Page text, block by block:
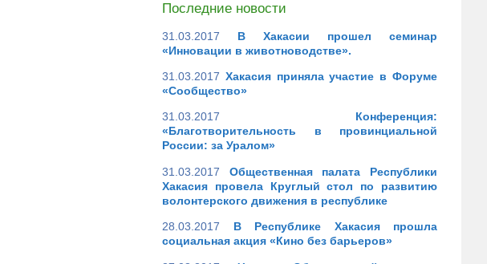
Последние новости
31.03.2017
В Хакасии прошел семинар
«Инновации в животноводстве».
31.03.2017 Хакасия приняла участие в Форуме
«Сообщество»
31.03.2017
Конференция:
«Благотворительность в провинциальной
России: за Уралом»
31.03.2017
Общественная палата Республики
Хакасия провела Круглый стол по развитию
волонтерского движения в республике
28.03.2017
В Республике Хакасия прошла
социальная акция «Кино без барьеров»